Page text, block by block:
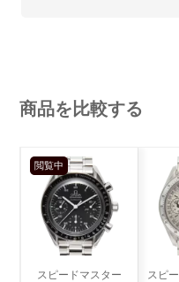
商品を比較する
閲覧中
スピードマスター